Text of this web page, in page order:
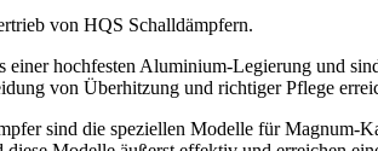
von HQS Schalldämpfern.
einer hochfesten Aluminium-Legierung und
von Überhitzung und richtiger Pflege
sind die speziellen Modelle für